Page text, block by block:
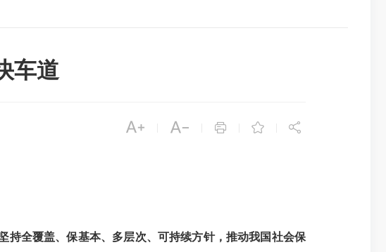
车道
    
持全覆盖、保基本、多层次、可持续方针，推动我国社会保